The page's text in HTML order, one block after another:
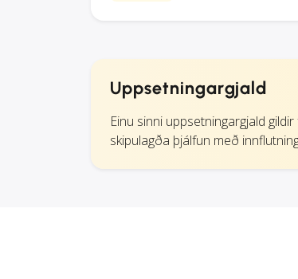
Uppsetningargjald
Einu sinni uppsetningargjald
skipulagða þjálfun með